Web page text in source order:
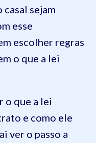
sejam
esse
escolher regras
o que a lei
o que a lei
e como ele
ver o passo a